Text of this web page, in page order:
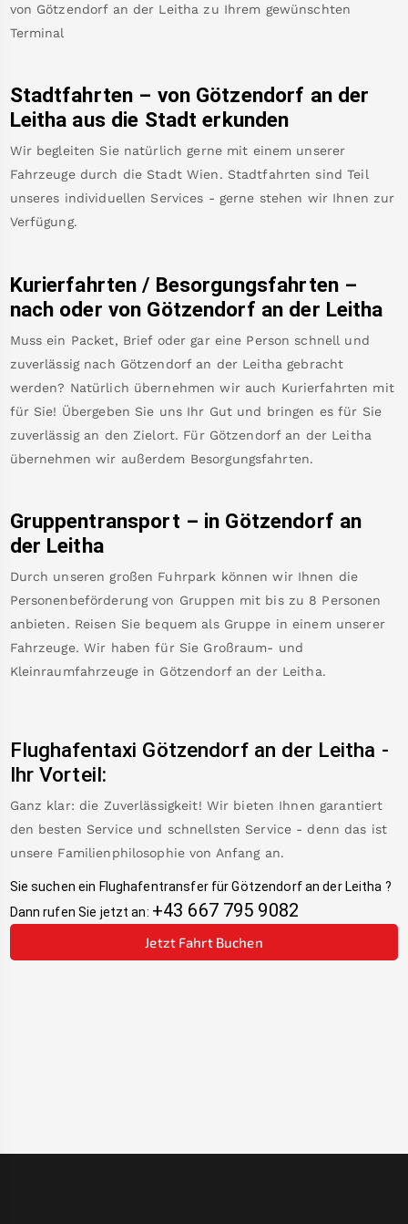
von Götzendorf an der Leitha zu Ihrem gewünschten
Terminal
Stadtfahrten – von Götzendorf an der
Leitha aus die Stadt erkunden
Wir begleiten Sie natürlich gerne mit einem unserer
Fahrzeuge durch die Stadt Wien. Stadtfahrten sind Teil
unseres individuellen Services - gerne stehen wir Ihnen zur
Verfügung.
Kurierfahrten / Besorgungsfahrten –
nach oder von Götzendorf an der Leitha
Muss ein Packet, Brief oder gar eine Person schnell und
zuverlässig nach Götzendorf an der Leitha gebracht
werden? Natürlich übernehmen wir auch Kurierfahrten mit
für Sie! Übergeben Sie uns Ihr Gut und bringen es für Sie
zuverlässig an den Zielort. Für Götzendorf an der Leitha
übernehmen wir außerdem Besorgungsfahrten.
Gruppentransport – in Götzendorf an
der Leitha
Durch unseren großen Fuhrpark können wir Ihnen die
Personenbeförderung von Gruppen mit bis zu 8 Personen
anbieten. Reisen Sie bequem als Gruppe in einem unserer
Fahrzeuge. Wir haben für Sie Großraum- und
Kleinraumfahrzeuge in Götzendorf an der Leitha.
Flughafentaxi Götzendorf an der Leitha -
Ihr Vorteil:
Ganz klar: die Zuverlässigkeit! Wir bieten Ihnen garantiert
den besten Service und schnellsten Service - denn das ist
unsere Familienphilosophie von Anfang an.
Sie suchen ein Flughafentransfer für Götzendorf an der Leitha ?
Dann rufen Sie jetzt an: +43 667 795 9082
Jetzt Fahrt Buchen